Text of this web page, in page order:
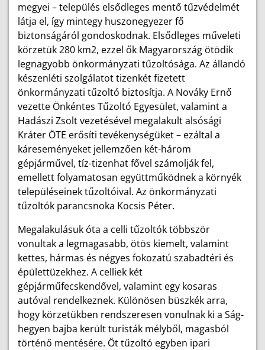
megyei – település elsődleges mentő tűzvédelmét
látja el, így mintegy huszonegyezer fő
biztonságáról gondoskodnak. Elsődleges műveleti
körzetük 280 km2, ezzel ők Magyarország ötödik
legnagyobb önkormányzati tűzoltósága. Az állandó
készenléti szolgálatot tizenkét fizetett
önkormányzati tűzoltó biztosítja. A Nováky Ernő
vezette Önkéntes Tűzoltó Egyesület, valamint a
Hadászi Zsolt vezetésével megalakult alsósági
Kráter ÖTE erősíti tevékenységüket – ezáltal a
káreseményeket jellemzően két-három
gépjárművel, tíz-tizenhat fővel számolják fel,
emellett folyamatosan együttműködnek a környék
településeinek tűzoltóival. Az önkormányzati
tűzoltók parancsnoka Kocsis Péter.
Megalakulásuk óta a celli tűzoltók többször
vonultak a legmagasabb, ötös kiemelt, valamint
kettes, hármas és négyes fokozatú szabadtéri és
épülettüzekhez. A celliek két
gépjárműfecskendővel, valamint egy kosaras
autóval rendelkeznek. Különösen büszkék arra,
hogy körzetükben rendszeresen vonulnak ki a Ság-
hegyen bajba került turisták mélyből, magasból
történő mentésére. Öt tűzoltó egyben ipari